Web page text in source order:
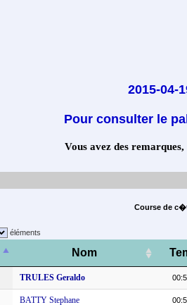
2015-04-
Pour consulter le
Vous avez des
Course de
éléments
Nom
TRULES Geraldo
BATTY Stephane